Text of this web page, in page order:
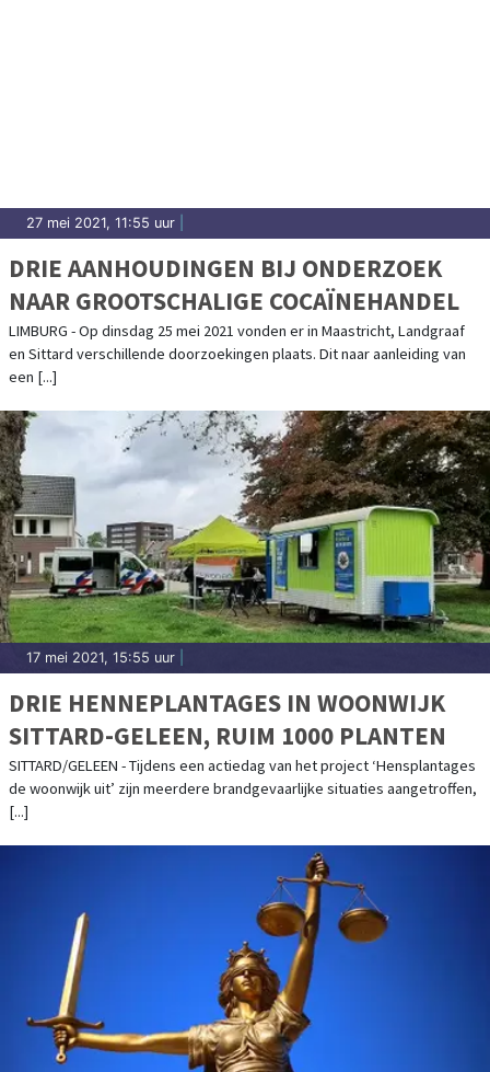
27 mei 2021, 11:55 uur
DRIE AANHOUDINGEN BIJ ONDERZOEK
NAAR GROOTSCHALIGE COCAÏNEHANDEL
LIMBURG - Op dinsdag 25 mei 2021 vonden er in Maastricht, Landgraaf
en Sittard verschillende doorzoekingen plaats. Dit naar aanleiding van
een [...]
17 mei 2021, 15:55 uur
DRIE HENNEPLANTAGES IN WOONWIJK
SITTARD-GELEEN, RUIM 1000 PLANTEN
SITTARD/GELEEN - Tijdens een actiedag van het project ‘Hensplantages
de woonwijk uit’ zijn meerdere brandgevaarlijke situaties aangetroffen,
[...]